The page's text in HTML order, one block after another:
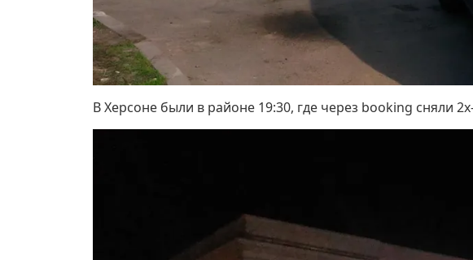
В Херсоне были в районе 19:30, где через booking сняли